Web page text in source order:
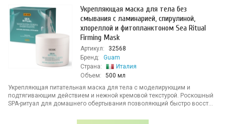
Укрепляющая маска для тела без
смывания с ламинарией, спирулиной,
хлореллой и фитопланктоном Sea Ritual
Firming Mask
Артикул:
32568
Бренд:
Guam
Страна:
Италия
Объем:
500 мл
Укрепляющая питательная маска для тела с моделирующим и
подтягивающим действием и нежной кремовой текстурой. Роскошный
SPA-ритуал для домашнего обертывания позволяющий быстро восст...